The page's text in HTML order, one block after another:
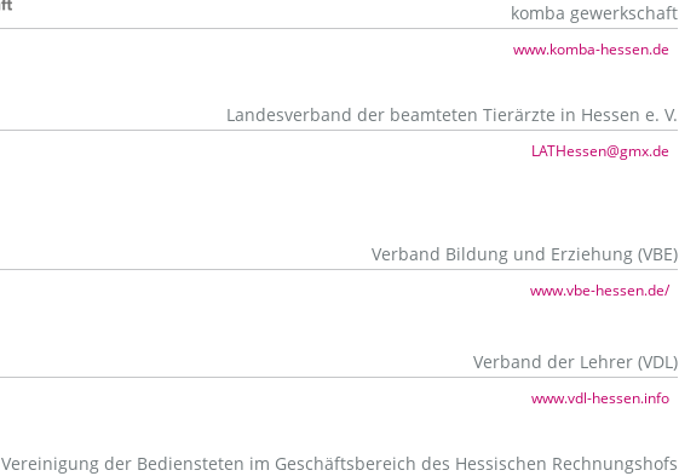
komba gewerkschaft
www.komba-hessen.de
Landesverband der beamteten Tierärzte in Hessen e. V.
LATHessen@gmx.de
Verband Bildung und Erziehung (VBE)
www.vbe-hessen.de/
Verband der Lehrer (VDL)
www.vdl-hessen.info
Vereinigung der Bediensteten im Geschäftsbereich des Hessischen Rechnungshofs